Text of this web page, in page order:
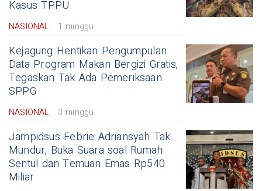
Kasus TPPU
NASIONAL 1 minggu
Kejagung Hentikan Pengumpulan
Data Program Makan Bergizi Gratis,
Tegaskan Tak Ada Pemeriksaan
SPPG
NASIONAL 3 minggu
Jampidsus Febrie Adriansyah Tak
Mundur, Buka Suara soal Rumah
Sentul dan Temuan Emas Rp540
Miliar